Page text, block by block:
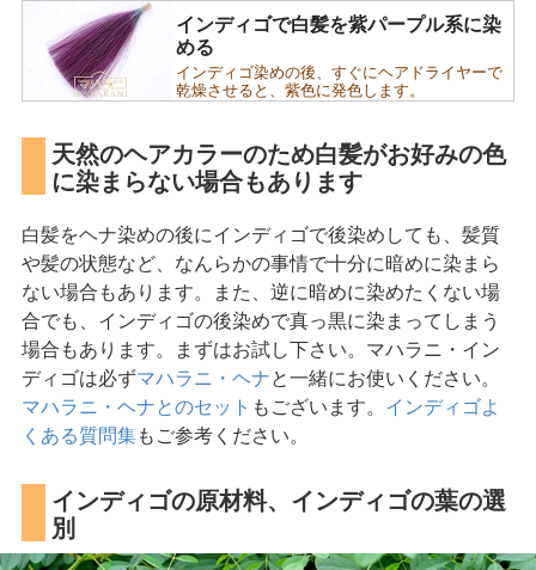
インディゴで白髪を紫パープル系に染
める
インディゴ染めの後、すぐにヘアドライヤーで
乾燥させると、紫色に発色します。
天然のヘアカラーのため白髪がお好みの色
に染まらない場合もあります
白髪をヘナ染めの後にインディゴで後染めしても、髪質
や髪の状態など、なんらかの事情で十分に暗めに染まら
ない場合もあります。また、逆に暗めに染めたくない場
合でも、インディゴの後染めで真っ黒に染まってしまう
場合もあります。まずはお試し下さい。マハラニ・イン
ディゴは必ずマハラニ・ヘナと一緒にお使いください。
マハラニ・ヘナとのセット もございます。 インディゴよ
くある質問集もご参考ください。
インディゴの原材料、インディゴの葉の選
別